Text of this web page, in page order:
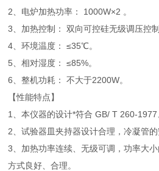
2、电炉加热功率： 1000W×2 。
3、加热控制： 双向可控硅无级调压控制
4、环境温度： ≤35℃。
5、相对湿度： ≤85%。
6、整机功耗： 不大于2200W。
【性能特点】
1、本仪器的设计*符合 GB/ T 260-1977
2、试验器皿夹持器设计合理，冷凝管的
3、加热功率连续、无级可调，功率大
方式良好、合理。